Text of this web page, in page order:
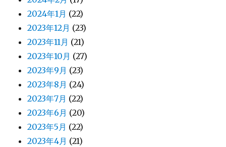
2024年1月 (22)
2023年12月 (23)
2023年11月 (21)
2023年10月 (27)
2023年9月 (23)
2023年8月 (24)
2023年7月 (22)
2023年6月 (20)
2023年5月 (22)
2023年4月 (21)